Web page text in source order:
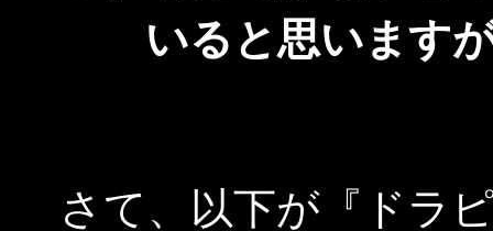
いると思います
さて、以下が『ドラ